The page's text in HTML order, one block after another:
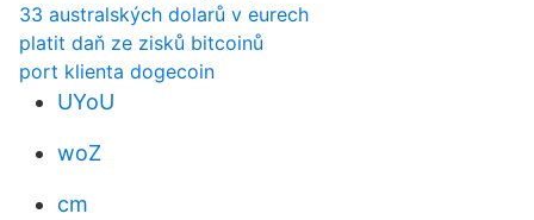
33 australských dolarů v eurech
platit daň ze zisků bitcoinů
port klienta dogecoin
UYoU
woZ
cm